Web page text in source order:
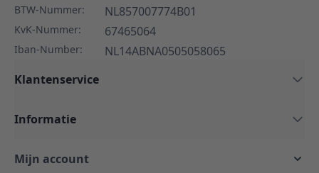
BTW-Nummer: NL857007774B01
KvK-Nummer: 67465064
Iban-Number:
NL14ABNA0505058065
Klantenservice
Informatie
Mijn account